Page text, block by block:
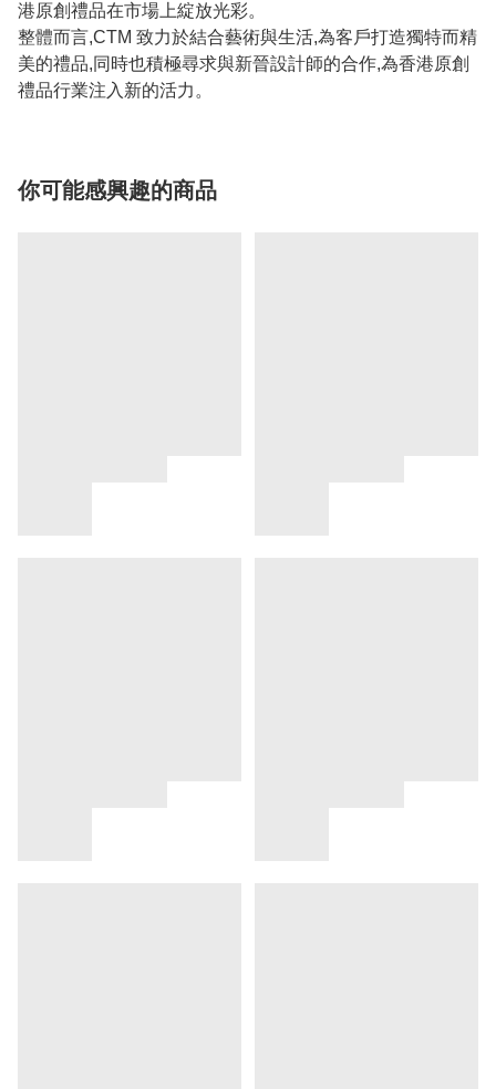
港原創禮品在市場上綻放光彩。
整體而言,CTM 致力於結合藝術與生活,為客戶打造獨特而精
美的禮品,同時也積極尋求與新晉設計師的合作,為香港原創
禮品行業注入新的活力。
你可能感興趣的商品